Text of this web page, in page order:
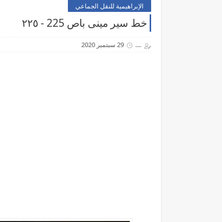
الإبراهيمية للنقل الجماعي
خط سير مينى باص 225 - ٢٢٥
.... 29 سبتمبر 2020